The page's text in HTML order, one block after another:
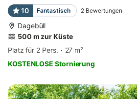
10 Fantastisch 2 Bewertungen
Dagebüll
500 m zur Küste
Platz für 2 Pers.
27 m²
KOSTENLOSE Stornierung